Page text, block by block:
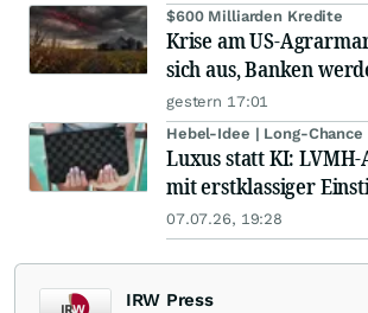
$600 Milliarden Kredite
Krise am US-
sich aus, Banken
gestern 17:01
Hebel-Idee | Long-Chance
Luxus statt KI:
mit erstklassiger
07.07.26, 19:28
IRW Press